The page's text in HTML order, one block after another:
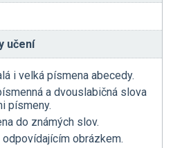
učení
i velká písmena abecedy.
a dvouslabičná slova
písmeny.
do známých slov.
obrázkem.